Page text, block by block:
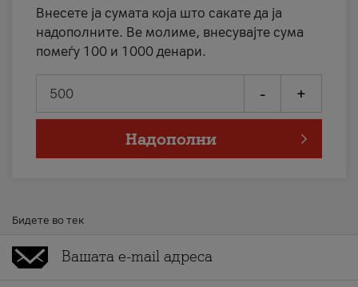
Внесете ја сумата која што сакате да ја
надополните. Ве молиме, внесувајте сума
помеѓу 100 и 1000 денари.
- +
Надополни
Бидете во тек